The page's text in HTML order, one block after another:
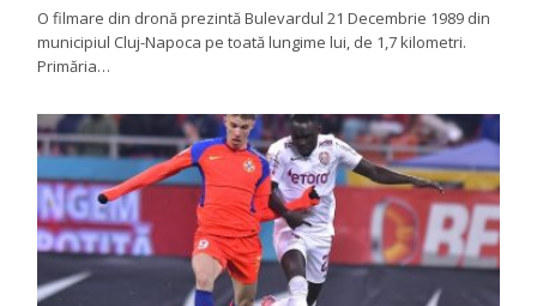
O filmare din dronă prezintă Bulevardul 21 Decembrie 1989 din
municipiul Cluj-Napoca pe toată lungime lui, de 1,7 kilometri.
Primăria…